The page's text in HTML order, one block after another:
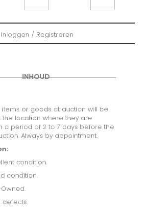
Inloggen / Registreren
INHOUD
items or goods at auction will be
location where they are
a period of 2 to 7 days before the
Always by appointment.
condition.
condition.
defects.